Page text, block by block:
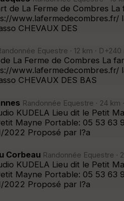
La Ferme de Combres
CHEVAUX DES
Equestre · 12 km ·
La Ferme de Combres La
CHEVAUX DES BAS
Randonnée Equestre · 24 km
KUDELA Lieu dit le Petit
Mayne Portable: 05 53 63
Proposé par l?a
Corbeau Randonnée Equestre ·
KUDELA Lieu dit le Petit
Mayne Portable: 05 53 63
Proposé par l?a